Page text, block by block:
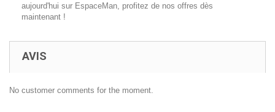
aujourd'hui sur EspaceMan, profitez de nos offres dès
maintenant !
AVIS
No customer comments for the moment.